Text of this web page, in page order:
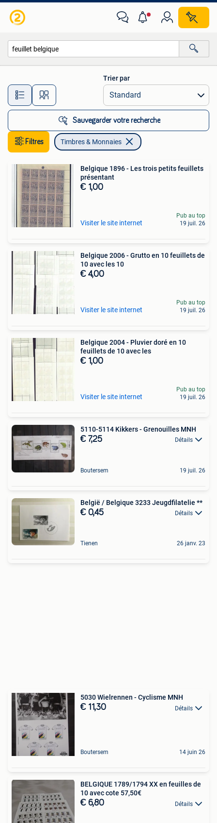
Toutes les distances…
Trier par
Sauvegarder votre recherche
Filtres Timbres & Monnaies
Belgique 1896 - Les trois petits feuillets
présentant
€ 1,00
Visiter le site internet
Pub au top
19 juil. 26
Belgique 2006 - Grutto en 10 feuillets de
10 avec les 10
€ 4,00
Visiter le site internet
Pub au top
19 juil. 26
Belgique 2004 - Pluvier doré en 10
feuillets de 10 avec les
€ 1,00
Visiter le site internet
Pub au top
19 juil. 26
5110-5114 Kikkers - Grenouilles MNH
€ 7,25 Détails
Boutersem 19 juil. 26
België / Belgique 3233 Jeugdfilatelie **
€ 0,45 Détails
Tienen 26 janv. 23
5030 Wielrennen - Cyclisme MNH
€ 11,30 Détails
Boutersem 14 juin 26
BELGIQUE 1789/1794 XX en feuilles de
10 avec cote 57,50€
€ 6,80 Détails